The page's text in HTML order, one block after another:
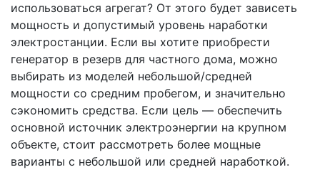
использоваться агрегат? От этого будет зависеть
мощность и допустимый уровень наработки
электростанции. Если вы хотите приобрести
генератор в резерв для частного дома, можно
выбирать из моделей небольшой/средней
мощности со средним пробегом, и значительно
сэкономить средства. Если цель — обеспечить
основной источник электроэнергии на крупном
объекте, стоит рассмотреть более мощные
варианты с небольшой или средней наработкой.